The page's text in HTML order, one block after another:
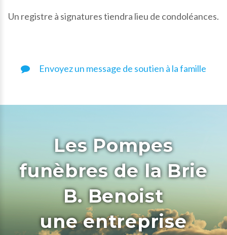
Un registre à signatures tiendra lieu de condoléances.
Envoyez un message de soutien à la famille
Les Pompes
funèbres de la Brie
B. Benoist
une entreprise